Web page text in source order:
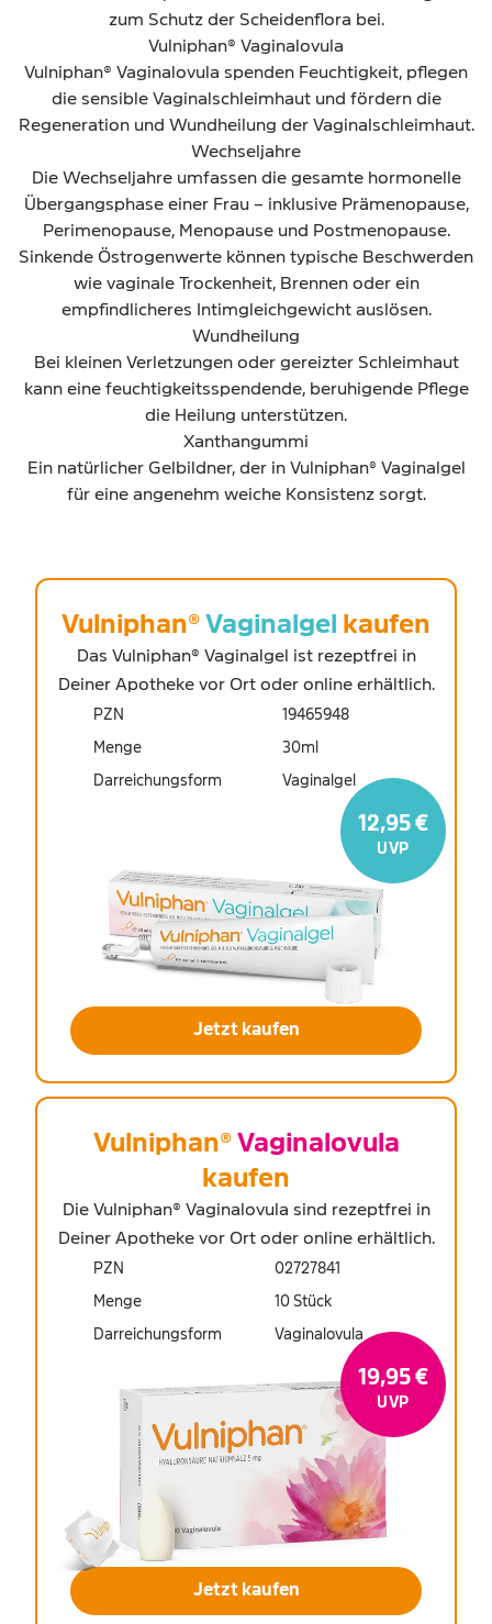
zum Schutz der Scheidenflora bei.
Vulniphan® Vaginalovula
Vulniphan® Vaginalovula spenden Feuchtigkeit, pflegen
die sensible Vaginalschleimhaut und fördern die
Regeneration und Wundheilung der Vaginalschleimhaut.
Wechseljahre
Die Wechseljahre umfassen die gesamte hormonelle
Übergangsphase einer Frau – inklusive Prämenopause,
Perimenopause, Menopause und Postmenopause.
Sinkende Östrogenwerte können typische Beschwerden
wie vaginale Trockenheit, Brennen oder ein
empfindlicheres Intimgleichgewicht auslösen.
Wundheilung
Bei kleinen Verletzungen oder gereizter Schleimhaut
kann eine feuchtigkeitsspendende, beruhigende Pflege
die Heilung unterstützen.
Xanthangummi
Ein natürlicher Gelbildner, der in Vulniphan® Vaginalgel
für eine angenehm weiche Konsistenz sorgt.
Vulniphan® Vaginalgel kaufen
Das Vulniphan® Vaginalgel ist rezeptfrei in
Deiner Apotheke vor Ort oder online erhältlich.
PZN 19465948
Menge 30ml
Darreichungsform Vaginalgel
12,95 €
UVP
Jetzt kaufen
Vulniphan® Vaginalovula
kaufen
Die Vulniphan® Vaginalovula sind rezeptfrei in
Deiner Apotheke vor Ort oder online erhältlich.
PZN 02727841
Menge 10 Stück
Darreichungsform Vaginalovula
19,95 €
UVP
Jetzt kaufen